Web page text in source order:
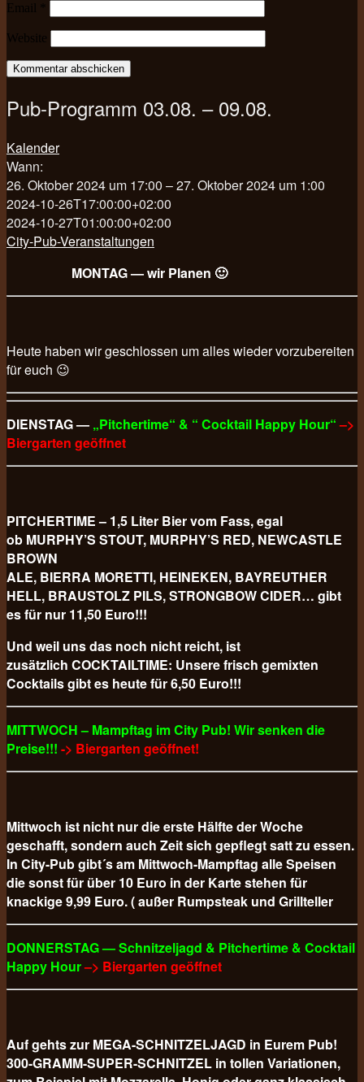
Email
Website
Pub-Programm 03.08. – 09.08.
Kalender
Wann:
26. Oktober 2024 um 17:00 – 27. Oktober 2024 um 1:00
2024-10-26T17:00:00+02:00
2024-10-27T01:00:00+02:00
City-Pub-Veranstaltungen
MONTAG — wir Planen 🙂
Heute haben wir geschlossen um alles wieder vorzubereiten
für euch 😉
DIENSTAG — „Pitchertime“ & “ Cocktail Happy Hour“–>
Biergarten geöffnet
PITCHERTIME – 1,5 Liter Bier vom Fass, egal
ob MURPHY’S STOUT, MURPHY’S RED, NEWCASTLE
BROWN
ALE, BIERRA MORETTI, HEINEKEN, BAYREUTHER
HELL, BRAUSTOLZ PILS, STRONGBOW CIDER… gibt
es für nur 11,50 Euro!!!
Und weil uns das noch nicht reicht, ist
zusätzlich COCKTAILTIME: Unsere frisch gemixten
Cocktails gibt es heute für 6,50 Euro!!!
MITTWOCH – Mampftag im City Pub! Wir senken die
Preise!!! -> Biergarten geöffnet!
Mittwoch ist nicht nur die erste Hälfte der Woche
geschafft, sondern auch Zeit sich gepflegt satt zu essen.
In City-Pub gibt´s am Mittwoch-Mampftag alle Speisen
die sonst für über 10 Euro in der Karte stehen für
knackige 9,99 Euro. ( außer Rumpsteak und Grillteller
DONNERSTAG — Schnitzeljagd & Pitchertime & Cocktail
Happy Hour–> Biergarten geöffnet
Auf gehts zur MEGA-SCHNITZELJAGD in Eurem Pub!
300-GRAMM-SUPER-SCHNITZEL in tollen Variationen,